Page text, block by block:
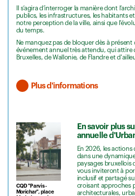
Il s’agira d’interroger la manière dont
publics, les infrastructures, les habitants
notre perception de la ville, ainsi que
du temps.
Ne manquez pas de bloquer dès à
événement annuel très attendu, qui attire
Bruxelles, de Wallonie, de Flandre et
Plus d'informations
CQD "Parvis -
Morichar", place
En savoir plus
annuelle
En 2026, les actions
dans une
paysages bruxellois
vous inviteront à
inclusif et partagé
croisant approches
architecturales,